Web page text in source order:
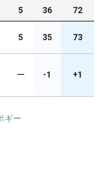
5 36 72
5 35 73
ー -1 +1
ギー